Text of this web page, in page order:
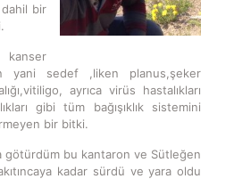
dahil bir
yani sedef ,liken planus,şeker
ayrıca virüs hastalıkları
gibi tüm bağışıklık sistemini
bir bitki.
götürdüm bu kantaron ve Sütleğen
kadar sürdü ve yara oldu